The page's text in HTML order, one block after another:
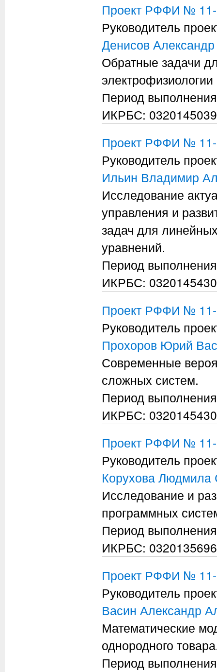
Проект РФФИ № 11-
Руководитель
Денисов
Обратные задачи
Период
ИКРБС:
Проект РФФИ № 11-
Руководитель
Ильин Владимир
Исследование
управления и
задач для
уравнений.
Период
ИКРБС:
Проект РФФИ № 11-
Руководитель
Прохоров Юрий
Современные
сложных систем.
Период
ИКРБС:
Проект РФФИ № 11-
Руководитель
Корухова Людмила
Исследование и
программных
Период
ИКРБС:
Проект РФФИ № 11-
Руководитель
Васин Александр
Математические
однородного
Период